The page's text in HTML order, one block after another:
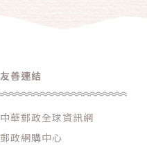
友善連結
中華郵政全球資訊網
郵政網購中心